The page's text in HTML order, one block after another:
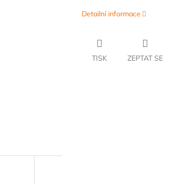
Detailní informace
TISK ZEPTAT SE